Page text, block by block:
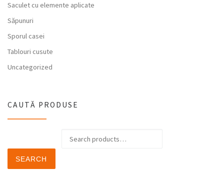
Saculet cu elemente aplicate
Săpunuri
Sporul casei
Tablouri cusute
Uncategorized
CAUTĂ PRODUSE
SEARCH